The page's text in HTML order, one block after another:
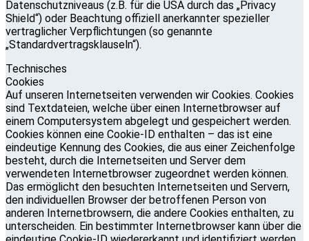
Datenschutzniveaus (z.B. für die USA durch das „Privacy
Shield“) oder Beachtung offiziell anerkannter spezieller
vertraglicher Verpflichtungen (so genannte
„Standardvertragsklauseln“).
Technisches
Cookies
Auf unseren Internetseiten verwenden wir Cookies. Cookies
sind Textdateien, welche über einen Internetbrowser auf
einem Computersystem abgelegt und gespeichert werden.
Cookies können eine Cookie-ID enthalten – das ist eine
eindeutige Kennung des Cookies, die aus einer Zeichenfolge
besteht, durch die Internetseiten und Server dem
verwendeten Internetbrowser zugeordnet werden können.
Das ermöglicht den besuchten Internetseiten und Servern,
den individuellen Browser der betroffenen Person von
anderen Internetbrowsern, die andere Cookies enthalten, zu
unterscheiden. Ein bestimmter Internetbrowser kann über die